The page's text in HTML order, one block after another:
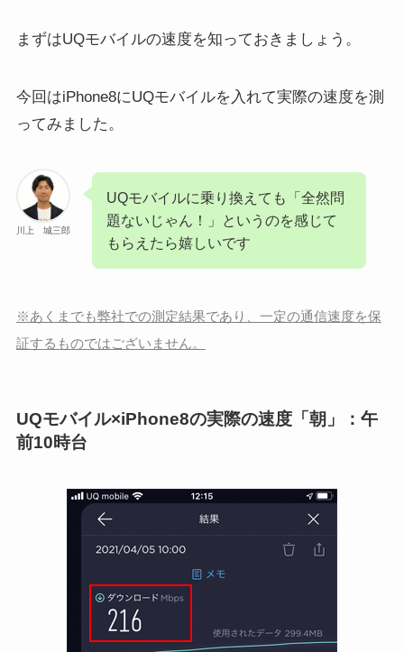
まずはUQモバイルの速度を知っておきましょう。
今回はiPhone8にUQモバイルを入れて実際の速度を測
ってみました。
川上 城三郎
UQモバイルに乗り換えても「全然問
題ないじゃん！」というのを感じて
もらえたら嬉しいです
※あくまでも弊社での測定結果であり、一定の通信速度を保
証するものではございません。
UQモバイル×iPhone8の実際の速度「朝」：午
前10時台